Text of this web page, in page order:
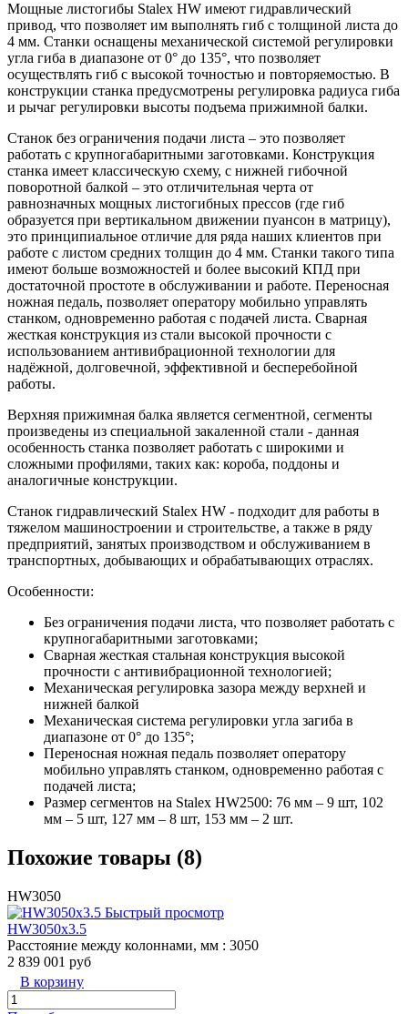
Мощные листогибы Stalex HW имеют гидравлический
привод, что позволяет им выполнять гиб с толщиной листа до
4 мм. Станки оснащены механической системой регулировки
угла гиба в диапазоне от 0° до 135°, что позволяет
осуществлять гиб с высокой точностью и повторяемостью. В
конструкции станка предусмотрены регулировка радиуса гиба
и рычаг регулировки высоты подъема прижимной балки.
Станок без ограничения подачи листа – это позволяет
работать с крупногабаритными заготовками. Конструкция
станка имеет классическую схему, с нижней гибочной
поворотной балкой – это отличительная черта от
равнозначных мощных листогибных прессов (где гиб
образуется при вертикальном движении пуансон в матрицу),
это принципиальное отличие для ряда наших клиентов при
работе с листом средних толщин до 4 мм. Станки такого типа
имеют больше возможностей и более высокий КПД при
достаточной простоте в обслуживании и работе. Переносная
ножная педаль, позволяет оператору мобильно управлять
станком, одновременно работая с подачей листа. Сварная
жесткая конструкция из стали высокой прочности с
использованием антивибрационной технологии для
надёжной, долговечной, эффективной и бесперебойной
работы.
Верхняя прижимная балка является сегментной, сегменты
произведены из специальной закаленной стали - данная
особенность станка позволяет работать с широкими и
сложными профилями, таких как: короба, поддоны и
аналогичные конструкции.
Станок гидравлический Stalex HW - подходит для работы в
тяжелом машиностроении и строительстве, а также в ряду
предприятий, занятых производством и обслуживанием в
транспортных, добывающих и обрабатывающих отраслях.
Особенности:
Без ограничения подачи листа, что позволяет работать с
крупногабаритными заготовками;
Сварная жесткая стальная конструкция высокой
прочности с антивибрационной технологией;
Механическая регулировка зазора между верхней и
нижней балкой
Механическая система регулировки угла загиба в
диапазоне от 0° до 135°;
Переносная ножная педаль позволяет оператору
мобильно управлять станком, одновременно работая с
подачей листа;
Размер сегментов на Stalex HW2500: 76 мм – 9 шт, 102
мм – 5 шт, 127 мм – 8 шт, 153 мм – 2 шт.
Похожие товары (8)
HW3050
Быстрый просмотр
HW3050x3.5
Расстояние между колоннами, мм : 3050
2 839 001 руб
В корзину